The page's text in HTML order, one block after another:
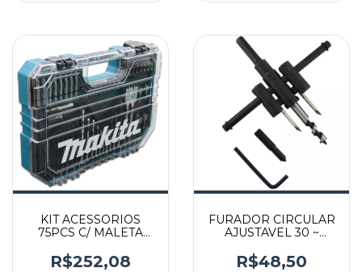
KIT ACESSORIOS
75PCS C/ MALETA
15126 - MAKITA
R$252,08
FURADOR CIRCULAR
AJUSTAVEL 30 ~
LOTUS
R$48,50